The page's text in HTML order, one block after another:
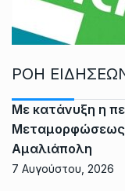
ΡΟΗ
Με κατάνυξη η
Μεταμορφώσεως
Αμαλιάπολη
7 Αυγούστου, 2026